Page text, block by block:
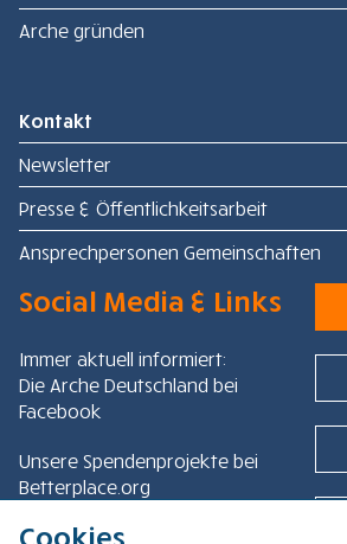
Arche gründen
Kontakt
Newsletter
Presse & Öffentlichkeitsarbeit
Ansprechpersonen Gemeinschaften
Social Media & Links
Immer aktuell informiert:
Die Arche Deutschland bei
Facebook
Unsere Spendenprojekte bei
Betterplace.org
Besuche auch
Cookies